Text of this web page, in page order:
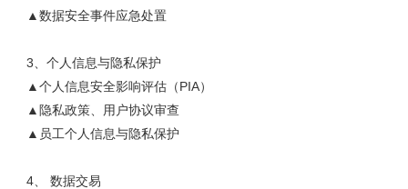
▲数据安全事件应急处置
3、个人信息与隐私保护
▲个人信息安全影响评估（PIA）
▲隐私政策、用户协议审查
▲员工个人信息与隐私保护
4、 数据交易